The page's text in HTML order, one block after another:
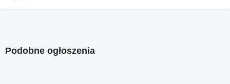
Podobne ogłoszenia